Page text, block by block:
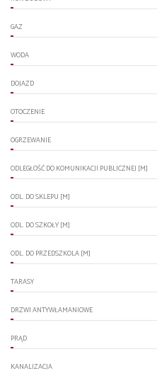
GAZ
WODA
DOJAZD
OTOCZENIE
OGRZEWANIE
ODLEGŁOŚĆ DO KOMUNIKACJI PUBLICZNEJ [M]
ODL. DO SKLEPU [M]
ODL. DO SZKOŁY [M]
ODL. DO PRZEDSZKOLA [M]
TARASY
DRZWI ANTYWŁAMANIOWE
PRĄD
KANALIZACJA